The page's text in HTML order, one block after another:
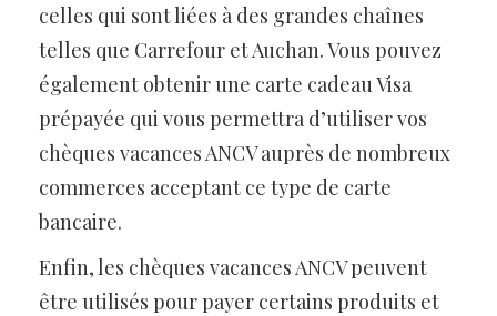
celles qui sont liées à des grandes chaînes
telles que Carrefour et Auchan. Vous pouvez
également obtenir une carte cadeau Visa
prépayée qui vous permettra d’utiliser vos
chèques vacances ANCV auprès de nombreux
commerces acceptant ce type de carte
bancaire.
Enfin, les chèques vacances ANCV peuvent
être utilisés pour payer certains produits et